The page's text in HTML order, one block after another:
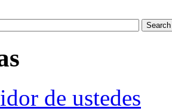
de ustedes